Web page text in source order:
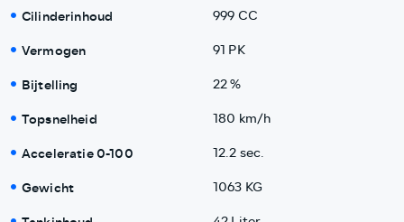
Cilinderinhoud 999 CC
Vermogen 91 PK
Bijtelling 22 %
Topsnelheid 180 km/h
Acceleratie 0-100 12.2 sec.
Gewicht 1063 KG